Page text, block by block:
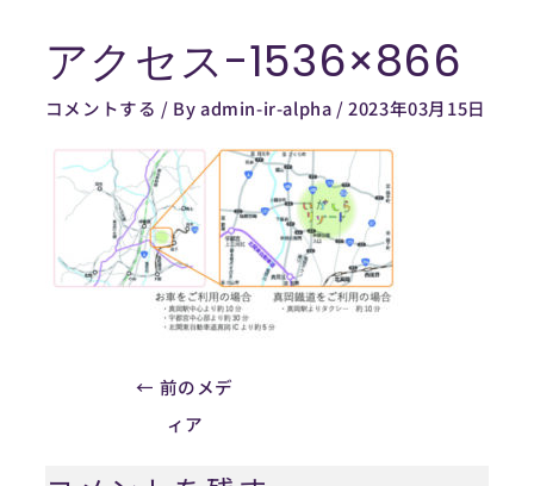
アクセス-1536×866
コメントする / Byadmin-ir-alpha /2023年03月15日
Post
navigation
← 前のメデ
ィア